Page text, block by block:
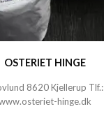
OSTERIET HINGE
8620 Kjellerup Tlf.:
hinge.dk